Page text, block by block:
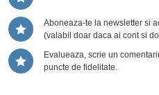
Aboneaza-te la newsletter si
(valabil doar daca ai cont si
Evalueaza, scrie un
puncte de fidelitate.